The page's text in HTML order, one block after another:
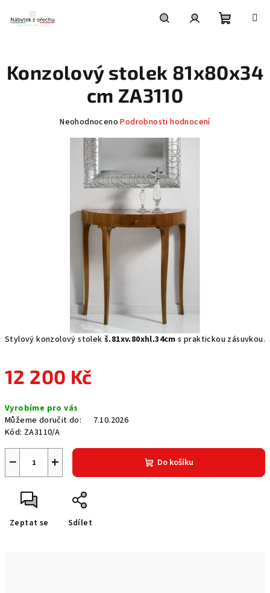
obsah
košík
Stylový konzolový stolek š.81xv.80xhl.34cm s praktickou zásuvkou.
12 200 Kč
cena:
Vyrobíme pro vás
Můžeme doručit do:
7.10.2026
Kód: ZA3110/A
+
− Do košíku
Zeptat se Sdílet
Konzolový stolek 81x80x34
cm ZA3110
Průměrné
produktu
hvězdiček.
Neohodnoceno Podrobnosti hodnocení